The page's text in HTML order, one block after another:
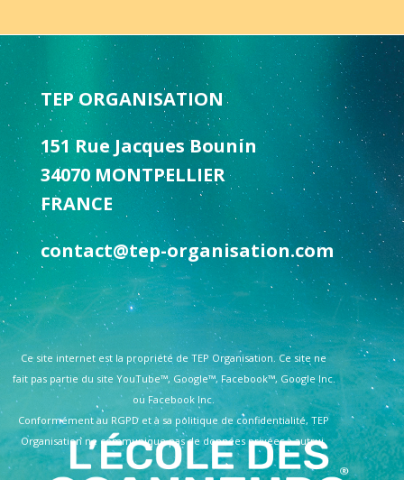
TEP ORGANISATION
151 Rue Jacques Bounin
34070 MONTPELLIER
FRANCE
contact@tep-organisation.com
Ce site internet est la propriété de TEP Organisation. Ce site ne
fait pas partie du site YouTube™, Google™, Facebook™, Google Inc.
ou Facebook Inc.
Conformément au RGPD et à sa politique de confidentialité, TEP
Organisation ne communique pas de données privées à autrui.